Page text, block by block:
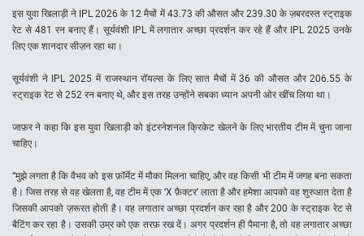
इस युवा खिलाड़ी ने IPL 2026 के 12 मैचों में 43.73 की औसत और 239.30 के ज़बरदस्त स्ट्राइक
रेट से 481 रन बनाए हैं। सूर्यवंशी IPL में लगातार अच्छा प्रदर्शन कर रहे हैं और IPL 2025 उनके
लिए एक शानदार सीज़न रहा था।
सूर्यवंशी ने IPL 2025 में राजस्थान रॉयल्स के लिए सात मैचों में 36 की औसत और 206.55 के
स्ट्राइक रेट से 252 रन बनाए थे, और इस तरह उन्होंने सबका ध्यान अपनी ओर खींच लिया था।
जाफ़र ने कहा कि इस युवा खिलाड़ी को इंटरनेशनल क्रिकेट खेलने के लिए भारतीय टीम में चुना जाना
चाहिए।
“मुझे लगता है कि वैभव को इस फ़ॉर्मेट में मौका मिलना चाहिए, और वह किसी भी टीम में जगह बना सकता
है। जिस तरह से वह खेलता है, वह टीम में एक ‘X फ़ैक्टर’ लाता है और हमेशा आपको वह शुरुआत देता है
जिसकी आपको ज़रूरत होती है। वह लगातार अच्छा प्रदर्शन कर रहा है और 200 के स्ट्राइक रेट से
बैटिंग कर रहा है। उसकी उम्र को एक तरफ़ रख दें। अगर प्रदर्शन ही पैमाना है, तो वह लगातार अच्छा